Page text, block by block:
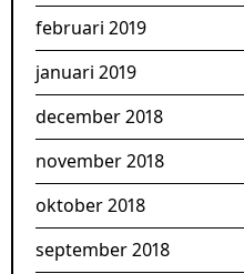
februari 2019
januari 2019
december 2018
november 2018
oktober 2018
september 2018